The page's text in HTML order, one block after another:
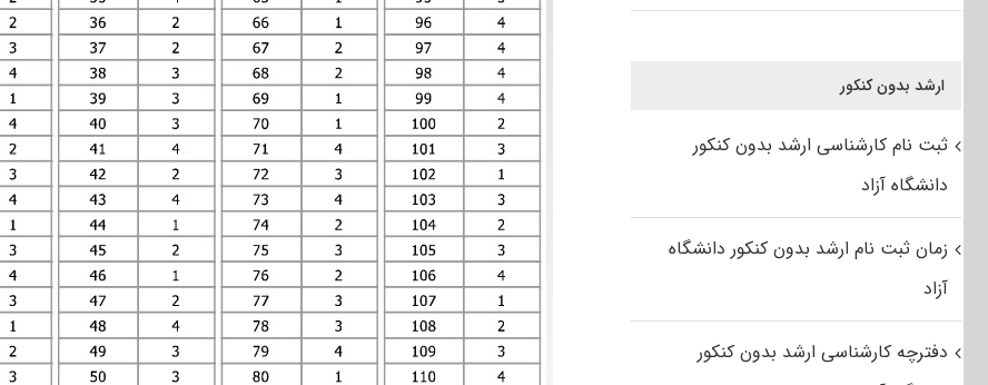
ارشد بدون کنکور
ثبت نام کارشناسی ارشد بدون کنکور
دانشگاه آزاد
زمان ثبت نام ارشد بدون کنکور دانشگاه
آزاد
دفترچه کارشناسی ارشد بدون کنکور